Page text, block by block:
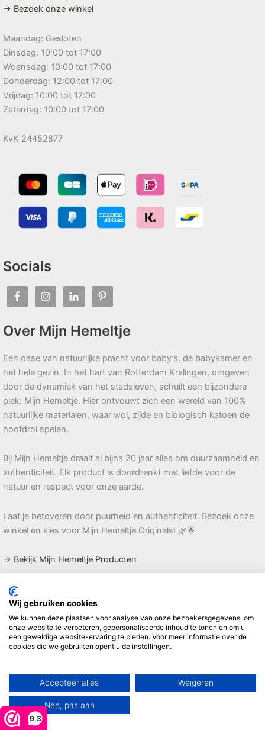
9,3
→ Bezoek onze winkel
Maandag: Gesloten
Dinsdag: 10:00 tot 17:00
Woensdag: 10:00 tot 17:00
Donderdag: 12:00 tot 17:00
Vrijdag: 10:00 tot 17:00
Zaterdag: 10:00 tot 17:00
KvK 24452877
Socials
Over Mijn Hemeltje
Een oase van natuurlijke pracht voor baby’s, de babykamer en
het hele gezin. In het hart van Rotterdam Kralingen, omgeven
door de dynamiek van het stadsleven, schuilt een bijzondere
plek: Mijn Hemeltje. Hier ontvouwt zich een wereld van 100%
natuurlijke materialen, waar wol, zijde en biologisch katoen de
hoofdrol spelen.
Bij Mijn Hemeltje draait al bijna 20 jaar alles om duurzaamheid en
authenticiteit. Elk product is doordrenkt met liefde voor de
natuur en respect voor onze aarde.
Laat je betoveren door puurheid en authenticiteit. Bezoek onze
winkel en kies voor Mijn Hemeltje Originals! 🌿🌟
→ Bekijk Mijn Hemeltje Producten
Onze merken
→ Disana: Prachtige kleding van biologische merinowol en
katoen
→ Joha: Hoogwaardige basics van wol en zijde voor dagelijks
→ Alwero: Heerlijk warme en aaibare producten van 100% wol
→ Engel-Natur: De fijnste basics van biologische wol en zijde
→ Reiff: Duurzame en comfortabele kleding van natuurlijke
materialen
Wij gebruiken cookies
We kunnen deze plaatsen voor analyse van onze bezoekersgegevens, om
onze website te verbeteren, gepersonaliseerde inhoud te tonen en om u
een geweldige website-ervaring te bieden. Voor meer informatie over de
cookies die we gebruiken opent u de instellingen.
Accepteer alles Weigeren
Nee, pas aan